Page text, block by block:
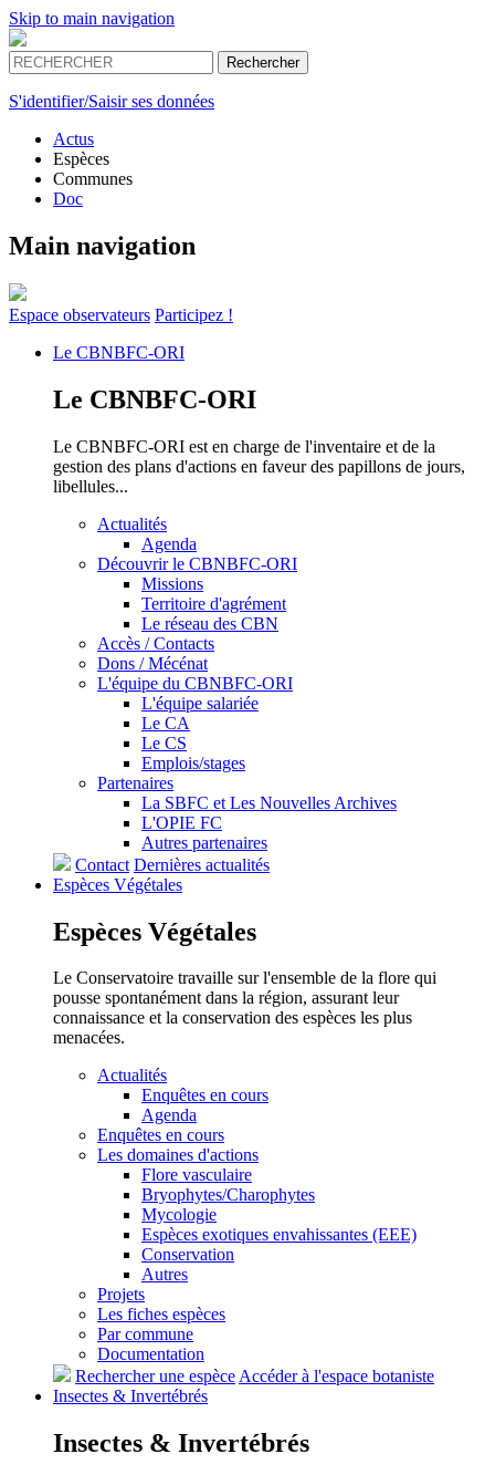
Skip to main navigation
S'identifier/Saisir ses données
Actus
Espèces
Communes
Doc
Main navigation
Espace observateurs Participez !
Le CBNBFC-ORI
Le CBNBFC-ORI
Le CBNBFC-ORI est en charge de l'inventaire et de la
gestion des plans d'actions en faveur des papillons de jours,
libellules...
Actualités
Agenda
Découvrir le CBNBFC-ORI
Missions
Territoire d'agrément
Le réseau des CBN
Accès / Contacts
Dons / Mécénat
L'équipe du CBNBFC-ORI
L'équipe salariée
Le CA
Le CS
Emplois/stages
Partenaires
La SBFC et Les Nouvelles Archives
L'OPIE FC
Autres partenaires
Contact Dernières actualités
Espèces Végétales
Espèces Végétales
Le Conservatoire travaille sur l'ensemble de la flore qui
pousse spontanément dans la région, assurant leur
connaissance et la conservation des espèces les plus
menacées.
Actualités
Enquêtes en cours
Agenda
Enquêtes en cours
Les domaines d'actions
Flore vasculaire
Bryophytes/Charophytes
Mycologie
Espèces exotiques envahissantes (EEE)
Conservation
Autres
Projets
Les fiches espèces
Par commune
Documentation
Rechercher une espèceAccéder à l'espace botaniste
Insectes & Invertébrés
Insectes & Invertébrés